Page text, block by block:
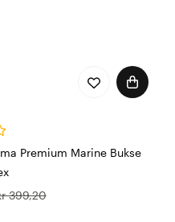
Premium Marine Bukse
399,20